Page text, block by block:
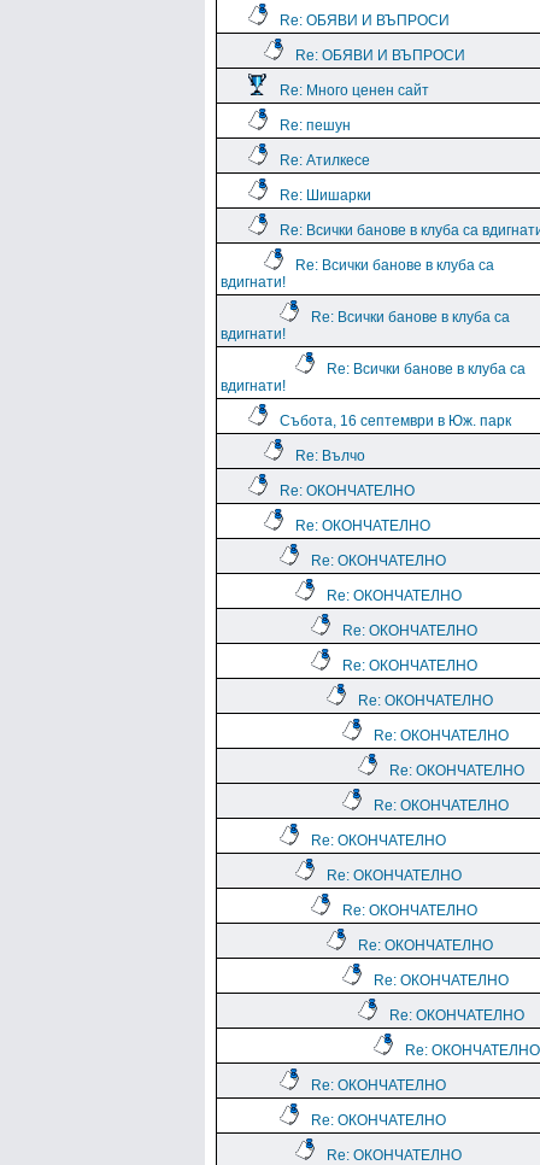
Re: ОБЯВИ И ВЪПРОСИ
Re: ОБЯВИ И ВЪПРОСИ
Re: Много ценен сайт
Re: пешун
Re: Атилкесе
Re: Шишарки
Re: Всички банове в клуба са
Re: Всички банове в клуба са
вдигнати!
Re: Всички банове в клуба са
вдигнати!
Re: Всички банове в клуба са
вдигнати!
Събота, 16 септември в Юж. парк
Re: Вълчо
Re: ОКОНЧАТЕЛНО
Re: ОКОНЧАТЕЛНО
Re: ОКОНЧАТЕЛНО
Re: ОКОНЧАТЕЛНО
Re: ОКОНЧАТЕЛНО
Re: ОКОНЧАТЕЛНО
Re: ОКОНЧАТЕЛНО
Re: ОКОНЧАТЕЛНО
Re: ОКОНЧАТЕЛНО
Re: ОКОНЧАТЕЛНО
Re: ОКОНЧАТЕЛНО
Re: ОКОНЧАТЕЛНО
Re: ОКОНЧАТЕЛНО
Re: ОКОНЧАТЕЛНО
Re: ОКОНЧАТЕЛНО
Re: ОКОНЧАТЕЛНО
Re: ОКОНЧАТЕЛНО
Re: ОКОНЧАТЕЛНО
Re: ОКОНЧАТЕЛНО
Re: ОКОНЧАТЕЛНО